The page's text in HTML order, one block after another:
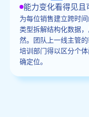
能力变化看得见且
为每位销售建立跨时
类型拆解结构化数据
然。团队上一线主管
培训部门得以区分个
确定位。